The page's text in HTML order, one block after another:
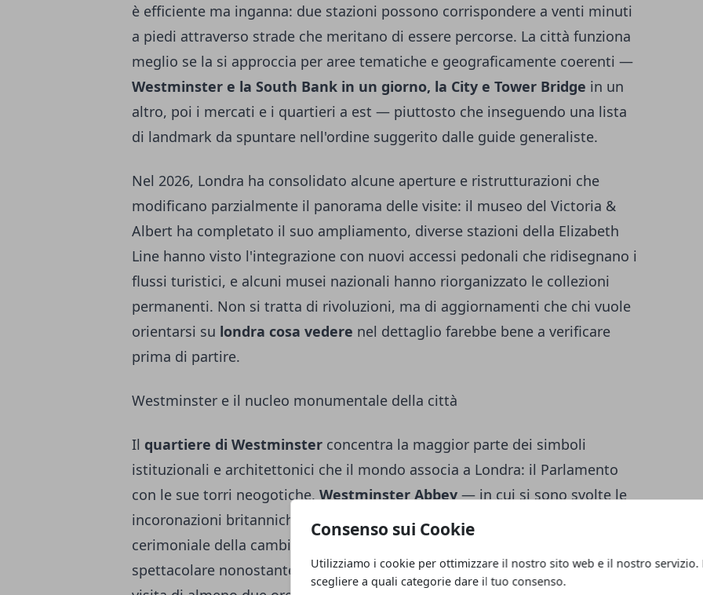
Consenso sui Cookie
Utilizziamo i cookie per ottimizzare il nostro sito web e il nostro servizio.
scegliere a quali categorie dare il tuo consenso.
è efficiente ma inganna: due stazioni possono corrispondere a venti minuti
a piedi attraverso strade che meritano di essere percorse. La città funziona
meglio se la si approccia per aree tematiche e geograficamente coerenti —
Westminster e la South Bank in un giorno, la City e Tower Bridge in un
altro, poi i mercati e i quartieri a est — piuttosto che inseguendo una lista
di landmark da spuntare nell'ordine suggerito dalle guide generaliste.
Nel 2026, Londra ha consolidato alcune aperture e ristrutturazioni che
modificano parzialmente il panorama delle visite: il museo del Victoria &
Albert ha completato il suo ampliamento, diverse stazioni della Elizabeth
Line hanno visto l'integrazione con nuovi accessi pedonali che ridisegnano i
flussi turistici, e alcuni musei nazionali hanno riorganizzato le collezioni
permanenti. Non si tratta di rivoluzioni, ma di aggiornamenti che chi vuole
orientarsi su londra cosa vedere nel dettaglio farebbe bene a verificare
prima di partire.
Westminster e il nucleo monumentale della città
Il quartiere di Westminster concentra la maggior parte dei simboli
istituzionali e architettonici che il mondo associa a Londra: il Parlamento
con le sue torri neogotiche,Westminster Abbey— in cui si sono svolte le
incoronazioni britanniche dal 1066 — e Buckingham Palace con il suo
cerimoniale della cambio della guardia, che conserva una sua efficacia
spettacolare nonostante la ripetitività del gesto. L'abbazia richiede una